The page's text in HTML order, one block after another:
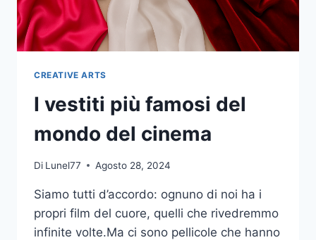
CREATIVE ARTS
I vestiti più famosi del
mondo del cinema
Di Lunel77 Agosto 28, 2024
Siamo tutti d’accordo: ognuno di noi ha i
propri film del cuore, quelli che rivedremmo
infinite volte.Ma ci sono pellicole che hanno